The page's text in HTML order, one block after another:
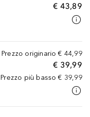
€ 43,89
Prezzo originario € 44,99
€ 39,99
Prezzo più basso € 39,99